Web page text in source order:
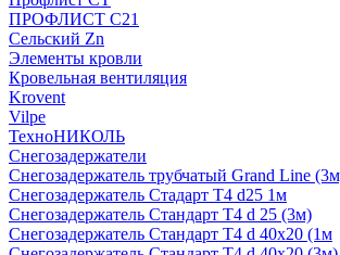
ПРОФЛИСТ С21
Сельский Zn
Элементы кровли
Кровельная вентиляция
Krovent
Vilpe
ТехноНИКОЛЬ
Снегозадержатели
Снегозадержатель трубчатый Grand Line
Снегозадержатель Стадарт Т4 d25 1м
Снегозадержатель Стандарт Т4 d 25 (3м)
Снегозадержатель Стандарт Т4 d 40х20 (1м